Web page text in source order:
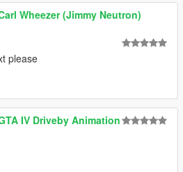
Wheezer (Jimmy Neutron)
please
IV Driveby Animation